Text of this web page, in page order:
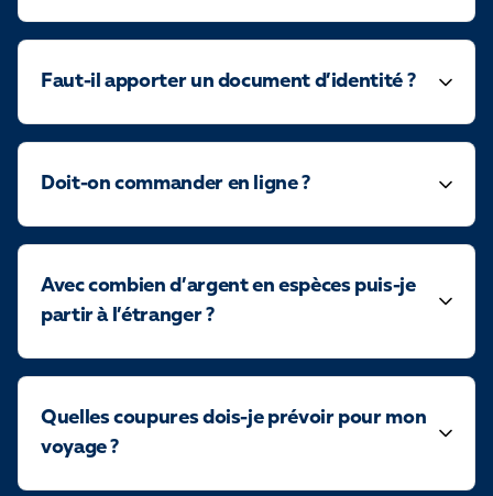
Faut-il apporter un document d’identité ?
Doit-on commander en ligne ?
Avec combien d’argent en espèces puis-je
partir à l’étranger ?
Quelles coupures dois-je prévoir pour mon
voyage ?